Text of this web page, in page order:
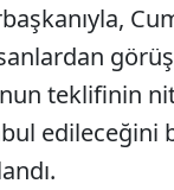
görüş
teklifinin
edileceğini